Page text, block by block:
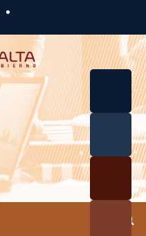
Curricul
Profesio
a